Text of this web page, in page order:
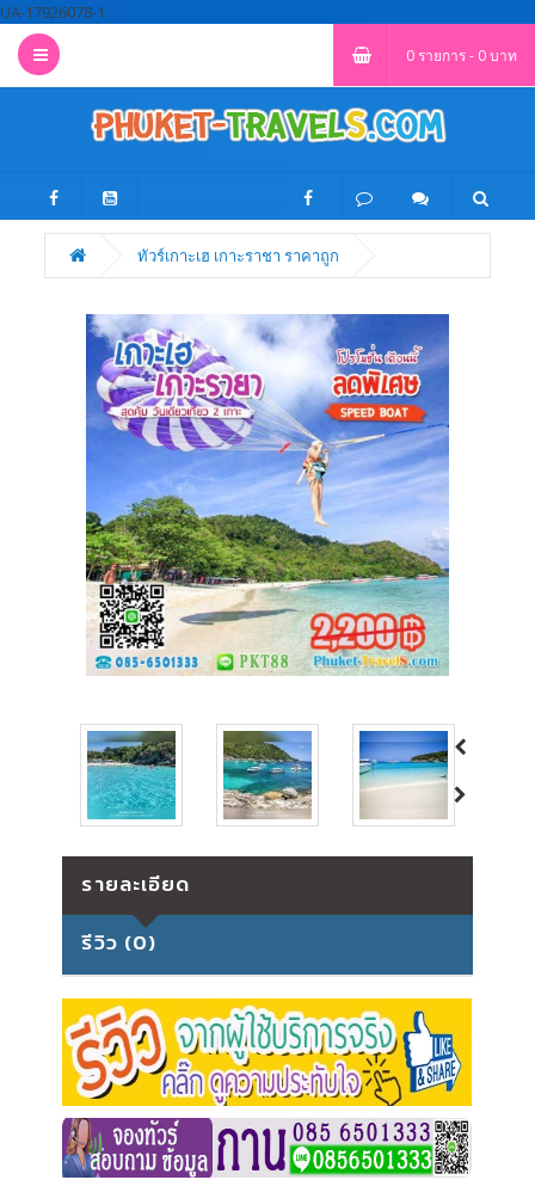
UA-17926078-1
0 รายการ - 0 บาท
ทัวร์เกาะเฮ เกาะราชา ราคาถูก
รายละเอียด
รีวิว (0)